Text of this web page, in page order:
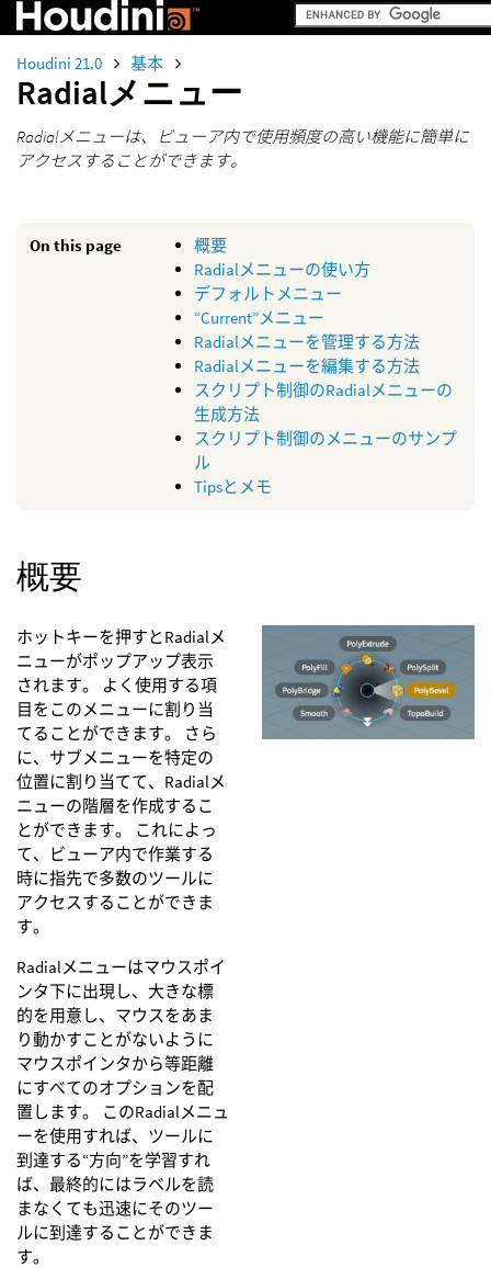
Houdini 21.0 基本
Radialメニュー
Radialメニューは、ビューア内で使用頻度の高い機能に簡単に
アクセスすることができます。
On this page
概要
Radialメニューの使い方
デフォルトメニュー
“Current”メニュー
Radialメニューを管理する方法
Radialメニューを編集する方法
スクリプト制御のRadialメニューの
生成方法
スクリプト制御のメニューのサンプ
ル
Tipsとメモ
概要
ホットキーを押すとRadialメ
ニューがポップアップ表示
されます。 よく使用する項
目をこのメニューに割り当
てることができます。 さら
に、サブメニューを特定の
位置に割り当てて、Radialメ
ニューの階層を作成するこ
とができます。 これによっ
て、ビューア内で作業する
時に指先で多数のツールに
アクセスすることができま
す。
Radialメニューはマウスポイ
ンタ下に出現し、大きな標
的を用意し、マウスをあま
り動かすことがないように
マウスポインタから等距離
にすべてのオプションを配
置します。 このRadialメニュ
ーを使用すれば、ツールに
到達する“方向”を学習すれ
ば、最終的にはラベルを読
まなくても迅速にそのツー
ルに到達することができま
す。